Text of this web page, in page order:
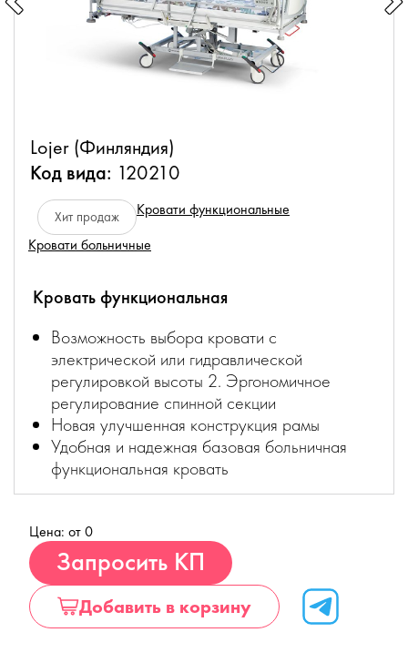
Lojer (Финляндия)
Код вида: 120210
Хит продаж
Кровати функциональные
Кровати больничные
Кровать функциональная
Возможность выбора кровати с
электрической или гидравлической
регулировкой высоты 2. Эргономичное
регулирование спинной секции
Новая улучшенная конструкция рамы
Удобная и надежная базовая больничная
функциональная кровать
Цена: от 0
Запросить КП
Добавить в корзину